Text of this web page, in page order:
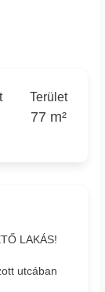
Terület
77 m²
LAKÁS!
utcában